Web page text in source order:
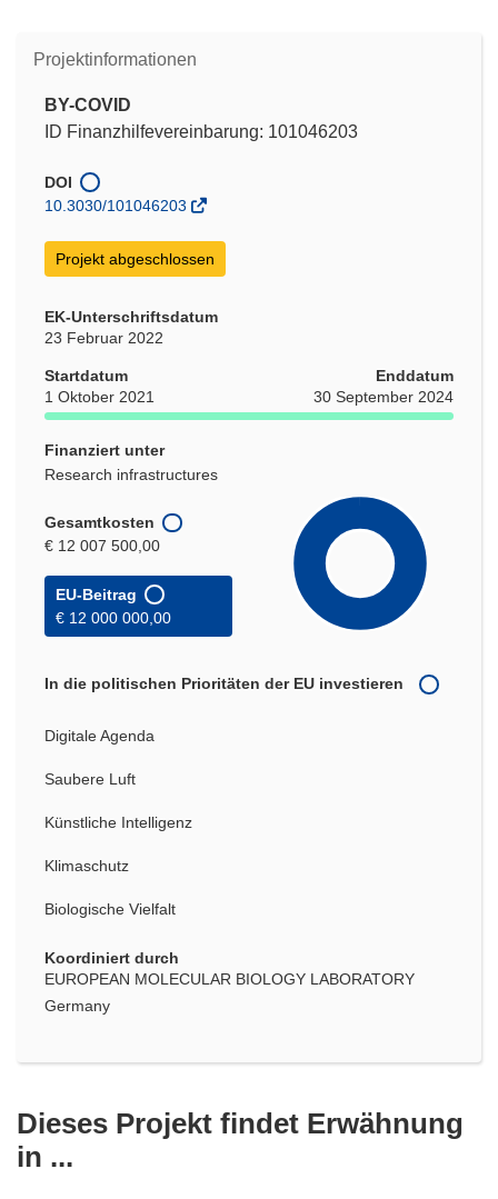
Projektinformationen
BY-COVID
ID Finanzhilfevereinbarung: 101046203
DOI
10.3030/101046203
Projekt abgeschlossen
EK-Unterschriftsdatum
23 Februar 2022
Startdatum
1 Oktober 2021
Enddatum
30 September 2024
Finanziert unter
Research infrastructures
Gesamtkosten
€ 12 007 500,00
EU-Beitrag
€ 12 000 000,00
In die politischen Prioritäten der EU investieren
Digitale Agenda
Saubere Luft
Künstliche Intelligenz
Klimaschutz
Biologische Vielfalt
Koordiniert durch
EUROPEAN MOLECULAR BIOLOGY LABORATORY
Germany
Dieses Projekt findet Erwähnung
in ...